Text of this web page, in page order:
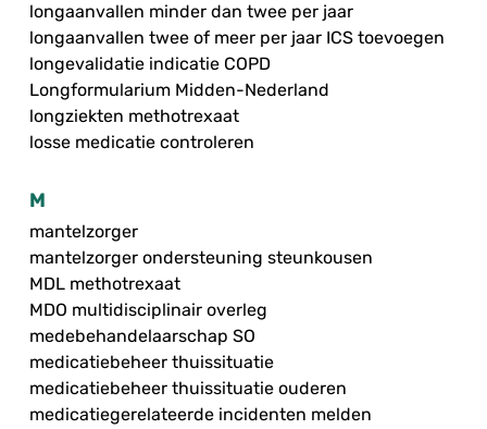
longaanvallen minder dan twee per jaar
longaanvallen twee of meer per jaar ICS toevoegen
longevalidatie indicatie COPD
Longformularium Midden-Nederland
longziekten methotrexaat
losse medicatie controleren
M
mantelzorger
mantelzorger ondersteuning steunkousen
MDL methotrexaat
MDO multidisciplinair overleg
medebehandelaarschap SO
medicatiebeheer thuissituatie
medicatiebeheer thuissituatie ouderen
medicatiegerelateerde incidenten melden